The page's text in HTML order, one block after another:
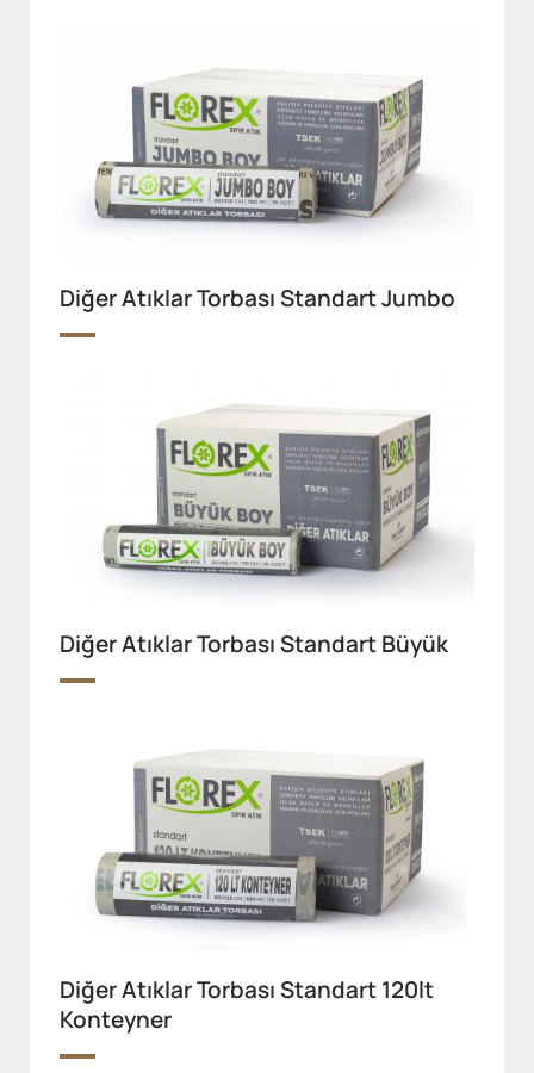
Diğer Atıklar Torbası Standart Jumbo
Diğer Atıklar Torbası Standart Büyük
Diğer Atıklar Torbası Standart 120lt
Konteyner